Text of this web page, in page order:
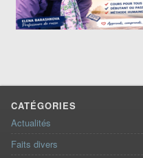
CATÉGORIES
Actualités
Faits divers